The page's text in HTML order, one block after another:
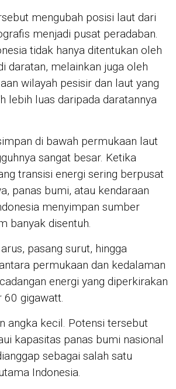
mengubah posisi laut dari
menjadi pusat peradaban.
tidak hanya ditentukan oleh
daratan, melainkan juga oleh
wilayah pesisir dan laut yang
lebih luas daripada daratannya
di bawah permukaan laut
sangat besar. Ketika
transisi energi sering berpusat
panas bumi, atau kendaraan
menyimpan sumber
banyak disentuh.
pasang surut, hingga
permukaan dan kedalaman
energi yang diperkirakan
60 gigawatt.
angka kecil. Potensi tersebut
kapasitas panas bumi nasional
sebagai salah satu
Indonesia.